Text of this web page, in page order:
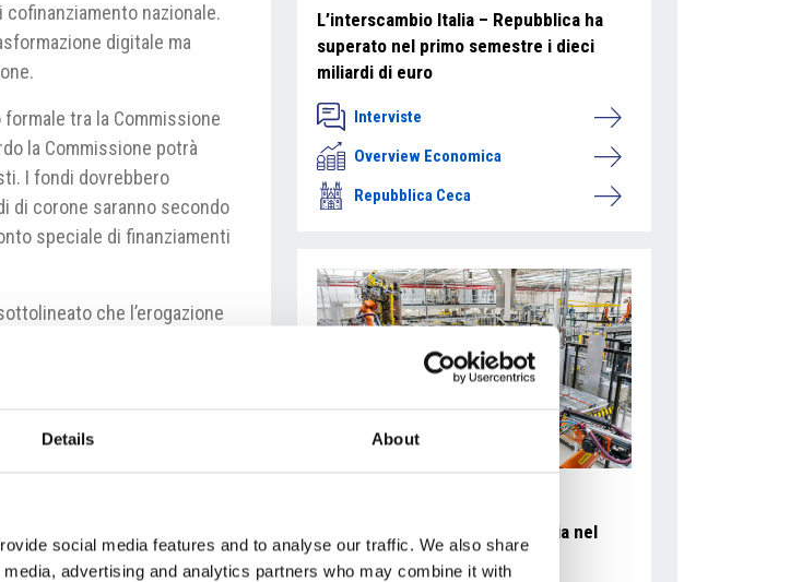
Details About
social media features and to analyse our traffic. We also share
advertising and analytics partners who may combine it with
nazionale.
digitale ma
tra la Commissione
la Commissione potrà
I fondi dovrebbero
di corone saranno secondo
speciale di finanziamenti
che l’erogazione
del conflitto d’interesse,
Praga non ha
soprattutto da parte del
prossimi due mesi ai rilievi
L’interscambio Italia – Repubblica ha
superato nel primo semestre i dieci
miliardi di euro
Interviste
Overview Economica
Repubblica Ceca
Accelera la ripresa dell’industria nel
corso del primo semestre